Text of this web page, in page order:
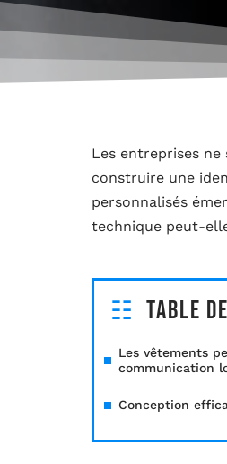
Les entreprises
construire une
personnalisés
technique peut-
Table
Les vêtements
communication
Conception